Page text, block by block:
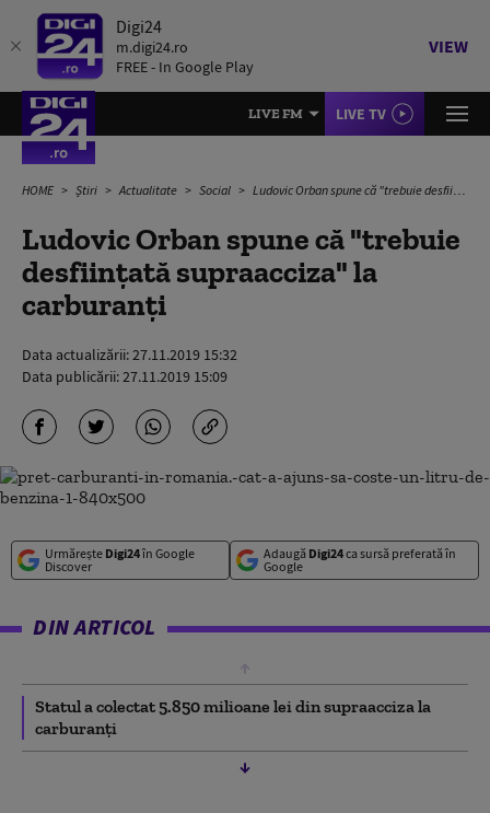
Digi24
m.digi24.ro
FREE - In Google Play
VIEW
LIVE FM LIVE TV
HOME Știri Actualitate Social Ludovic Orban spune că "trebuie desființată supraacciza" la carburanți
Ludovic Orban spune că "trebuie
desființată supraacciza" la
carburanți
Data actualizării:27.11.2019 15:32
Data publicării:27.11.2019 15:09
Urmărește Digi24în Google
Discover
Adaugă Digi24ca sursă preferată în
Google
DIN ARTICOL
Statul a colectat 5.850 milioane lei din supraacciza la
carburanți